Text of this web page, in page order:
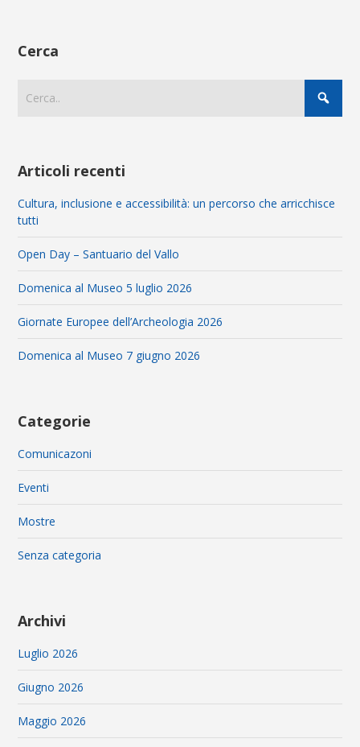
Cerca
Articoli recenti
Cultura, inclusione e accessibilità: un percorso che arricchisce
tutti
Open Day – Santuario del Vallo
Domenica al Museo 5 luglio 2026
Giornate Europee dell’Archeologia 2026
Domenica al Museo 7 giugno 2026
Categorie
Comunicazoni
Eventi
Mostre
Senza categoria
Archivi
Luglio 2026
Giugno 2026
Maggio 2026